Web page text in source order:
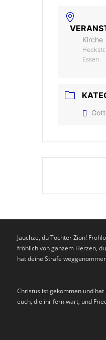
Kirche
Essen
Jauchze, du Tochter Zion!
fröhlich von ganzem Herzen,
hat deine Strafe
Christus ist gekommen und
euch, die ihr fern wart, und